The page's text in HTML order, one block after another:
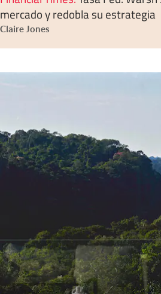
mercado y redobla su estrategia
Claire Jones